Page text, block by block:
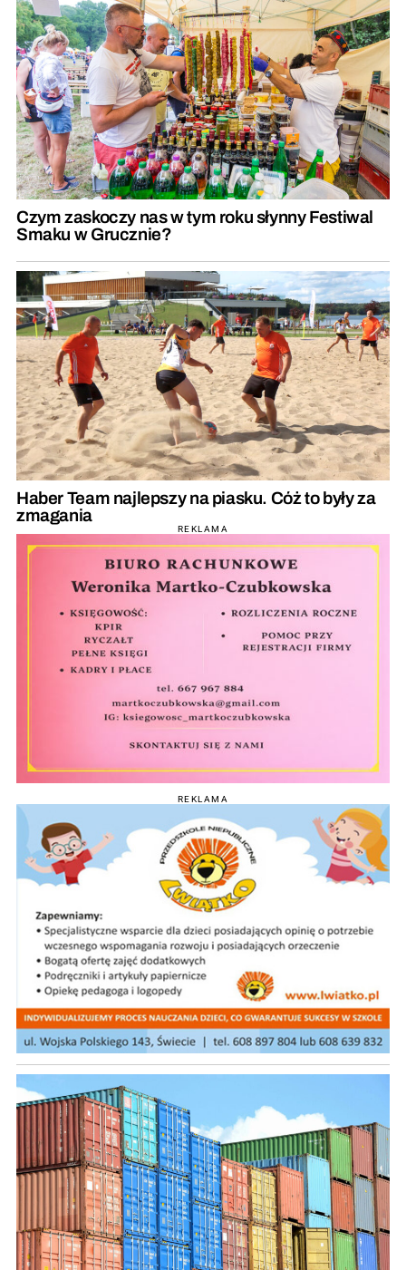
Czym zaskoczy nas w tym roku słynny Festiwal
Smaku w Grucznie?
Haber Team najlepszy na piasku. Cóż to były za
zmagania
REKLAMA
REKLAMA